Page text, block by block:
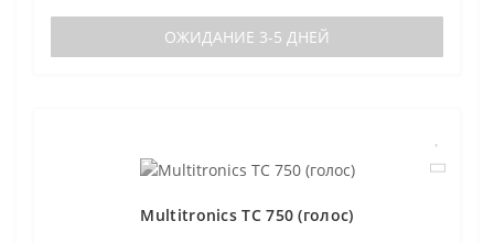
ОЖИДАНИЕ 3-5 ДНЕЙ
Multitronics TC 750 (голос)